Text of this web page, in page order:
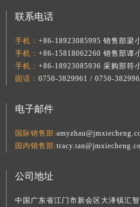
联系电话
手机： +86-18923085995 销售部梁
手机： +86-15818062260 销售部谭
手机： +86-18923085936 采购部符
固话： 0750-3829961 / 0750-
电子邮件
国际销售部:
国内销售部:
公司地址
中国广东省江门市新会区大泽镇汇